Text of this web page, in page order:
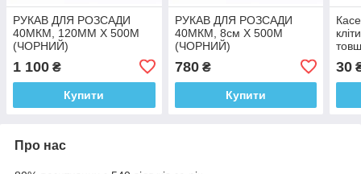
РУКАВ ДЛЯ РОЗСАДИ
40МКМ, 120ММ Х 500М
(ЧОРНИЙ)
1 100 ₴
Купити
РУКАВ ДЛЯ РОЗСАДИ
40МКМ, 8см Х 500М
(ЧОРНИЙ)
780₴
Купити
30
Про нас